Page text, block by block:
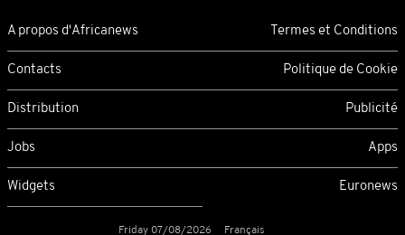
A propos d'Africanews Termes et Conditions
Contacts Politique de Cookie
Distribution Publicité
Jobs Apps
Widgets Euronews
Friday 07/08/2026